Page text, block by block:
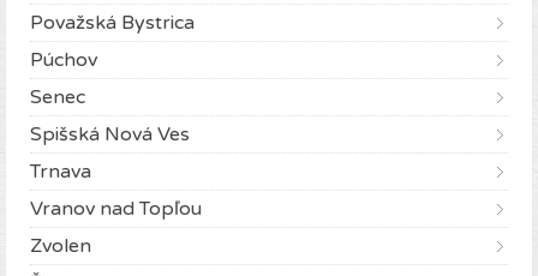
Považská Bystrica
Púchov
Senec
Spišská Nová Ves
Trnava
Vranov nad Topľou
Zvolen